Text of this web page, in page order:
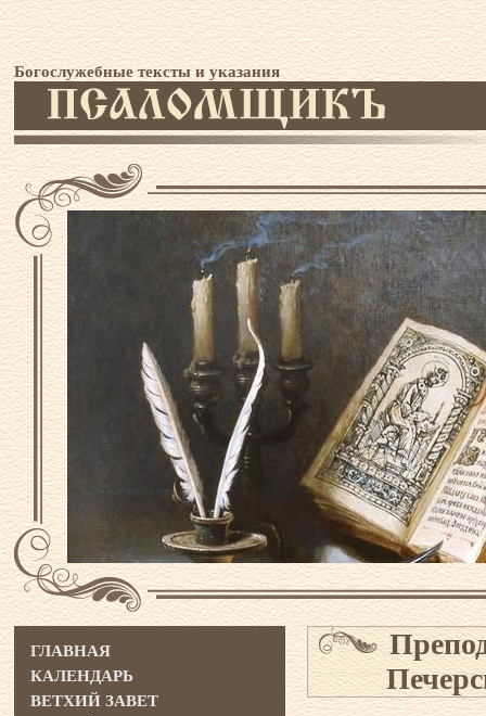
Богослужебные тексты и указания
ГЛАВНАЯ
КАЛЕНДАРЬ
ВЕТХИЙ ЗАВЕТ